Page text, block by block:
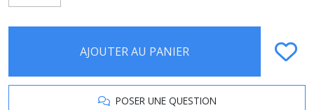
AJOUTER AU PANIER
POSER UNE QUESTION